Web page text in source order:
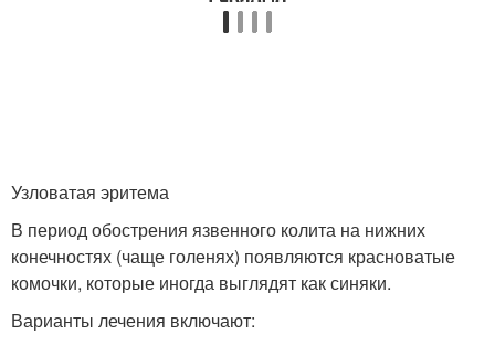
Узловатая эритема
В период обострения язвенного колита на нижних
конечностях (чаще голенях) появляются красноватые
комочки, которые иногда выглядят как синяки.
Варианты лечения включают: